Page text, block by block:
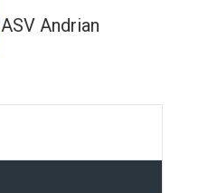
ASV Andrian